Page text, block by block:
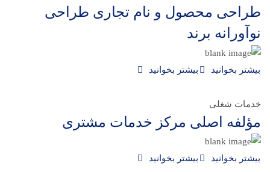
طراحی محصول و نام تجاری طراحی
نوآورانه برند
بیشتر بخوانید بیشتر بخوانید
خدمات شغلی
مؤلفه اصلی مرکز خدمات مشتری
بیشتر بخوانید بیشتر بخوانید